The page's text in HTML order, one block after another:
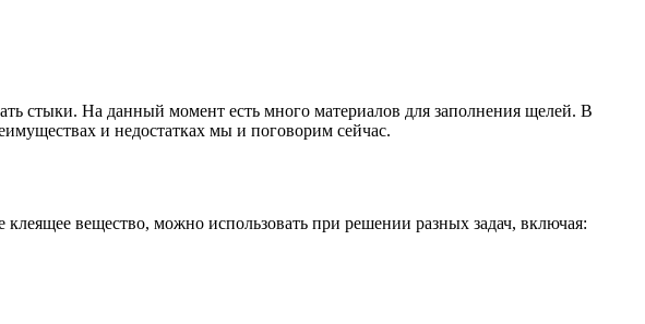
стыки. На данный момент есть много материалов для заполнения щелей. В
и недостатках мы и поговорим сейчас.
вещество, можно использовать при решении разных задач, включая: